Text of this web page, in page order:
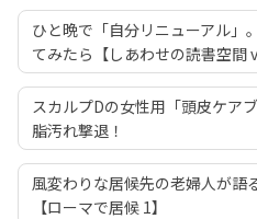
ひと晩で「自分リニューアル」
てみたら【しあわせの読書空間
スカルプDの女性用「頭皮ケア
脂汚れ撃退！
風変わりな居候先の老婦人が語
【ローマで居候 1】